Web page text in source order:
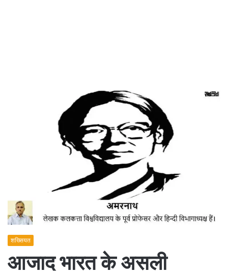
शख्सियत
आजाद भारत के असली